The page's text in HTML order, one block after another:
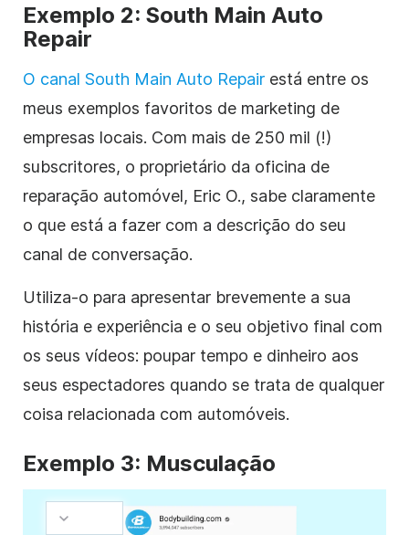
Exemplo 2: South Main Auto
Repair
O canal South Main Auto Repair está entre os
meus exemplos favoritos de marketing de
empresas locais. Com mais de 250 mil (!)
subscritores, o proprietário da oficina de
reparação automóvel, Eric O., sabe claramente
o que está a fazer com a descrição do seu
canal de conversação.
Utiliza-o para apresentar brevemente a sua
história e experiência e o seu objetivo final com
os seus vídeos: poupar tempo e dinheiro aos
seus espectadores quando se trata de qualquer
coisa relacionada com automóveis.
Exemplo 3: Musculação